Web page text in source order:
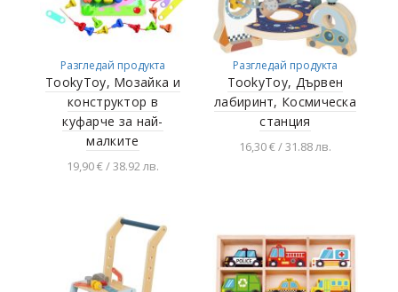
Разгледай продукта
TookyToy, Мозайка и
конструктор в
куфарче за най-
малките
19,90 € / 38.92 лв.
Разгледай продукта
TookyToy, Дървен
лабиринт, Космическа
станция
16,30 € / 31.88 лв.